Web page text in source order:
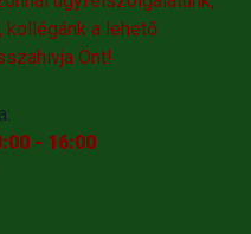
kollégánk a lehető
Önt!
- 16:00